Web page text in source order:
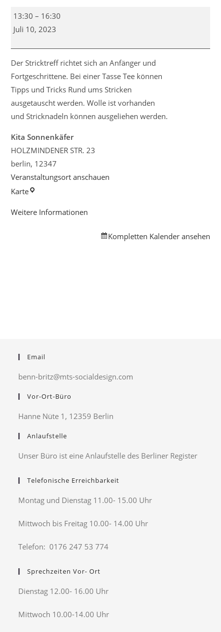
Stricktreff
13:30 – 16:30
Juli 10, 2023
Der Stricktreff richtet sich an Anfänger und
Fortgeschrittene. Bei einer Tasse Tee können
Tipps und Tricks Rund ums Stricken
ausgetauscht werden. Wolle ist vorhanden
und Stricknadeln können ausgeliehen werden.
Kita Sonnenkäfer
HOLZMINDENER STR. 23
berlin, 12347
Veranstaltungsort anschauen
KarteKita
Weitere Informationen
Kompletten Kalender ansehen
Email
benn-britz@mts-socialdesign.com
Vor-Ort-Büro
Hanne Nüte 1, 12359 Berlin
Anlaufstelle
Unser Büro ist eine Anlaufstelle des Berliner Register
Telefonische Erreichbarkeit
Montag und Dienstag 11.00- 15.00 Uhr
Mittwoch bis Freitag 10.00- 14.00 Uhr
Telefon: 0176 247 53 774
Sprechzeiten Vor- Ort
Dienstag 12.00- 16.00 Uhr
Mittwoch 10.00-14.00 Uhr